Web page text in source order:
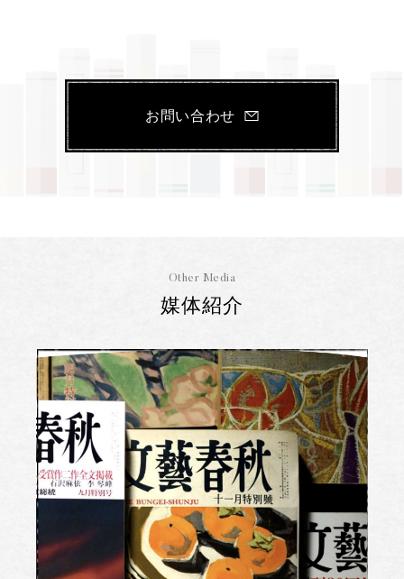
お問い合わせ
Other Media
媒体紹介